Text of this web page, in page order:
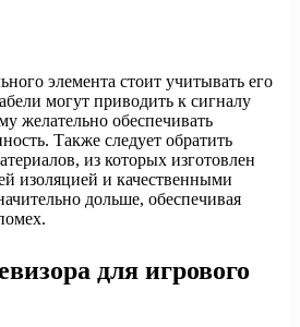
элемента стоит учитывать его
могут приводить к сигналу
желательно обеспечивать
Также следует обратить
из которых изготовлен
изоляцией и качественными
дольше, обеспечивая
для игрового